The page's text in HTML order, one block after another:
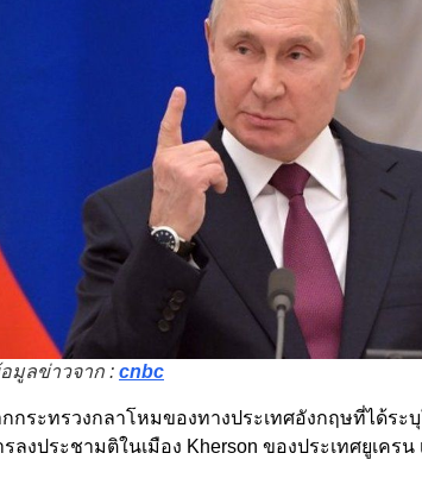
มูลข่าวจาก : cnbc
กระทรวงกลาโหมของทางประเทศอังกฤษที่ได้ระ
ลงประชามติในเมือง Kherson ของประเทศยูเคร